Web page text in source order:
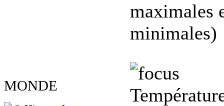
MONDE
maximales
minimales)